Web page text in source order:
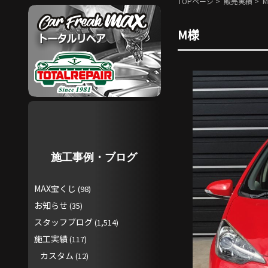
M様
施工事例・ブログ
MAX宝くじ (98)
お知らせ (35)
スタッフブログ(1,514)
施工実績(117)
カスタム (12)